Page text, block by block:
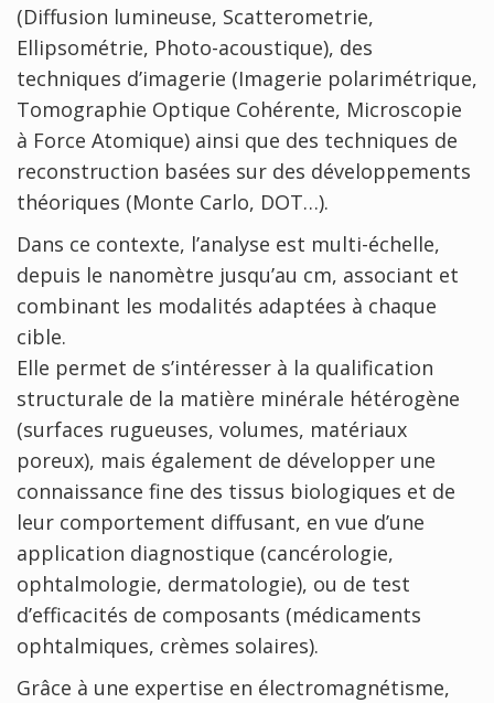
(Diffusion lumineuse, Scatterometrie,
Ellipsométrie, Photo-acoustique), des
techniques d’imagerie (Imagerie polarimétrique,
Tomographie Optique Cohérente, Microscopie
à Force Atomique) ainsi que des techniques de
reconstruction basées sur des développements
théoriques (Monte Carlo, DOT…).
Dans ce contexte, l’analyse est multi-échelle,
depuis le nanomètre jusqu’au cm, associant et
combinant les modalités adaptées à chaque
cible.
Elle permet de s’intéresser à la qualification
structurale de la matière minérale hétérogène
(surfaces rugueuses, volumes, matériaux
poreux), mais également de développer une
connaissance fine des tissus biologiques et de
leur comportement diffusant, en vue d’une
application diagnostique (cancérologie,
ophtalmologie, dermatologie), ou de test
d’efficacités de composants (médicaments
ophtalmiques, crèmes solaires).
Grâce à une expertise en électromagnétisme,